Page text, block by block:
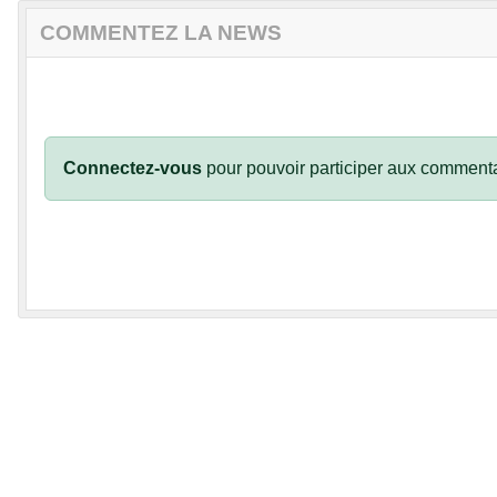
COMMENTEZ LA NEWS
Connectez-vous pour pouvoir participer aux